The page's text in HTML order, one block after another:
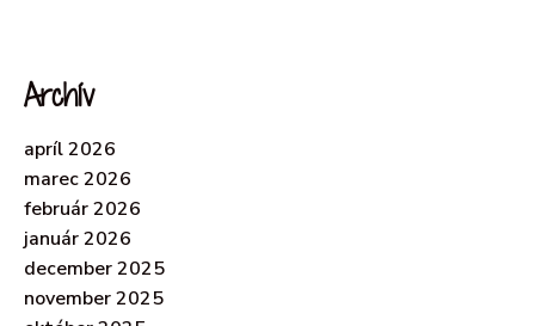
Archív
apríl 2026
marec 2026
február 2026
január 2026
december 2025
november 2025